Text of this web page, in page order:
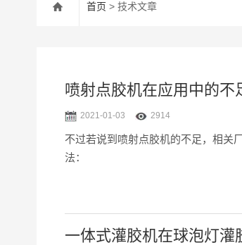
首页 > 技术文章
喷射点胶机在应用中的不
2021-01-03 2914
不过若说到喷射点胶机的不足，相关
法：
一体式灌胶机在球泡灯灌